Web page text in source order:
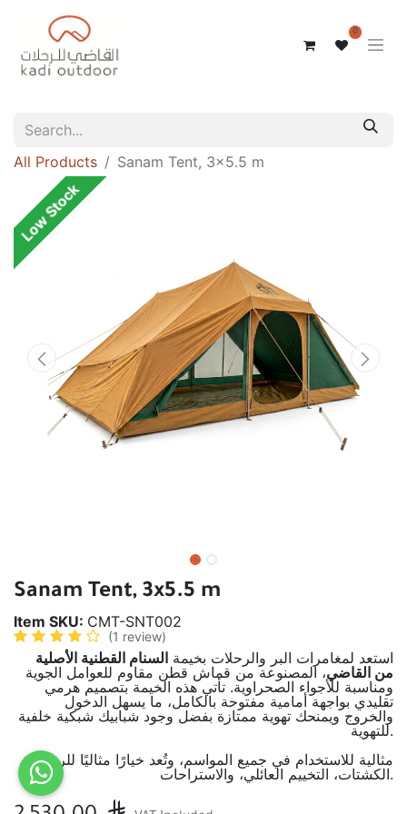
0
All Products Sanam Tent, 3x5.5 m
Low Stock
Sanam Tent, 3x5.5 m
Item SKU: CMT-SNT002
(1 review)
استعد لمغامرات البر والرحلات بخيمة السنام القطنية الأصلية
من القاضي، المصنوعة من قماش قطن مقاوم للعوامل الجوية
ومناسبة للأجواء الصحراوية. تأتي هذه الخيمة بتصميم هرمي
تقليدي بواجهة أمامية مفتوحة بالكامل، ما يسهل الدخول
والخروج ويمنحك تهوية ممتازة بفضل وجود شبابيك شبكية خلفية
للتهوية.
مثالية للاستخدام في جميع المواسم، وتُعد خيارًا مثاليًا للرحلات،
الكشتات، التخييم العائلي، والاستراحات.